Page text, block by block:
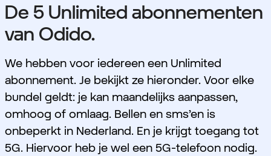
De 5 Unlimited abonnementen
van Odido.
We hebben voor iedereen een Unlimited
abonnement. Je bekijkt ze hieronder. Voor elke
bundel geldt: je kan maandelijks aanpassen,
omhoog of omlaag. Bellen en sms’en is
onbeperkt in Nederland. En je krijgt toegang tot
5G. Hiervoor heb je wel een 5G-telefoon nodig.